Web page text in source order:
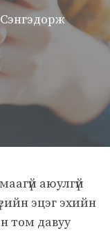
аюулгүй
эцэг эхийн
том давуу